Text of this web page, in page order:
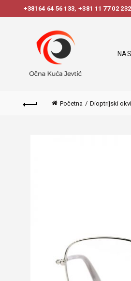
+38164 64 56 133,+381 11 77 02 232
Početna Dioptrijski